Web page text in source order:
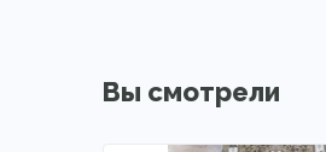
Вы смотрели